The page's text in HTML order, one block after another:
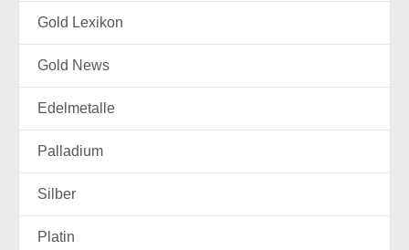
Gold Lexikon
Gold News
Edelmetalle
Palladium
Silber
Platin